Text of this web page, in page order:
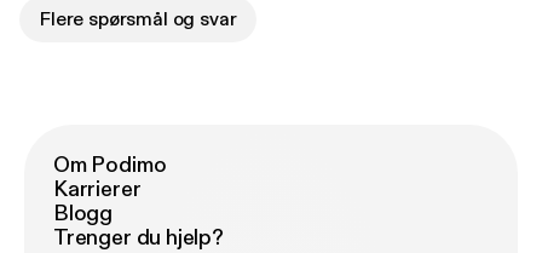
Flere spørsmål og svar
Om Podimo
Karrierer
Blogg
Trenger du hjelp?